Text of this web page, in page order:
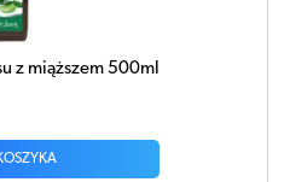
z miąższem 500ml